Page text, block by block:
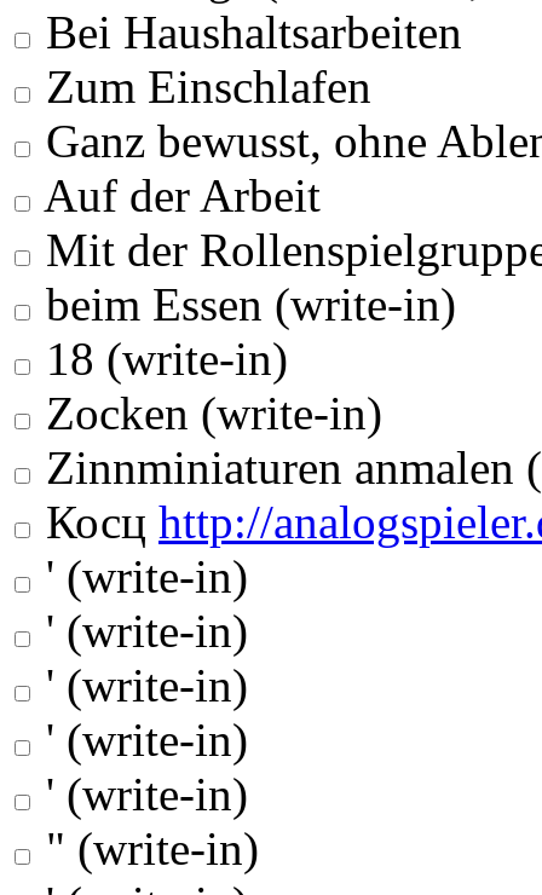
Bei Haushaltsarbeiten
Zum Einschlafen
Ganz bewusst, ohne
Auf der Arbeit
Mit der
beim Essen (write-in)
18 (write-in)
Zocken (write-in)
Zinnminiaturen anmalen
Косц http://
' (write-in)
' (write-in)
' (write-in)
' (write-in)
' (write-in)
" (write-in)